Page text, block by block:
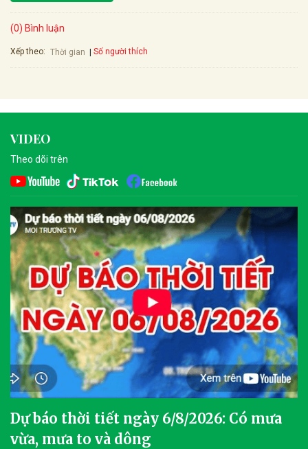
(0) Bình luận
Xếp theo: Thời gian Số người thích
VIDEO
Theo dõi trên
Dự báo thời tiết ngày 6/8/2026: Có mưa
vừa, mưa to và dông